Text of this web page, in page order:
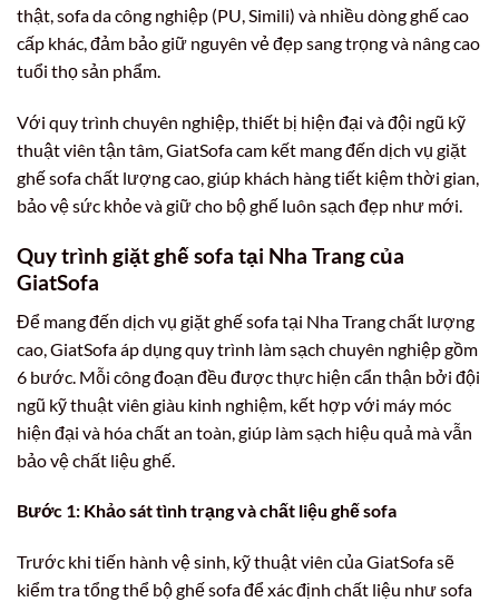
thật, sofa da công nghiệp (PU, Simili) và nhiều dòng ghế cao
cấp khác, đảm bảo giữ nguyên vẻ đẹp sang trọng và nâng cao
tuổi thọ sản phẩm.
Với quy trình chuyên nghiệp, thiết bị hiện đại và đội ngũ kỹ
thuật viên tận tâm, GiatSofa cam kết mang đến dịch vụ giặt
ghế sofa chất lượng cao, giúp khách hàng tiết kiệm thời gian,
bảo vệ sức khỏe và giữ cho bộ ghế luôn sạch đẹp như mới.
Quy trình giặt ghế sofa tại Nha Trang của
GiatSofa
Để mang đến dịch vụ giặt ghế sofa tại Nha Trang chất lượng
cao, GiatSofa áp dụng quy trình làm sạch chuyên nghiệp gồm
6 bước. Mỗi công đoạn đều được thực hiện cẩn thận bởi đội
ngũ kỹ thuật viên giàu kinh nghiệm, kết hợp với máy móc
hiện đại và hóa chất an toàn, giúp làm sạch hiệu quả mà vẫn
bảo vệ chất liệu ghế.
Bước 1: Khảo sát tình trạng và chất liệu ghế sofa
Trước khi tiến hành vệ sinh, kỹ thuật viên của GiatSofa sẽ
kiểm tra tổng thể bộ ghế sofa để xác định chất liệu như sofa